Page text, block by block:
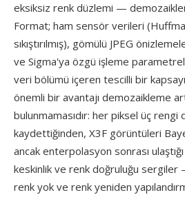
eksiksiz renk düzlemi —
Format; ham sensör verileri
sıkıştırılmış), gömülü JPEG
ve Sigma'ya özgü işleme
veri bölümü içeren tescilli bir
önemli bir avantajı demozaikleme
bulunmamasıdır: her piksel üç rengi
kaydettiğinden, X3F görüntüleri
ancak enterpolasyon sonrası
keskinlik ve renk doğruluğu
renk yok ve renk yeniden